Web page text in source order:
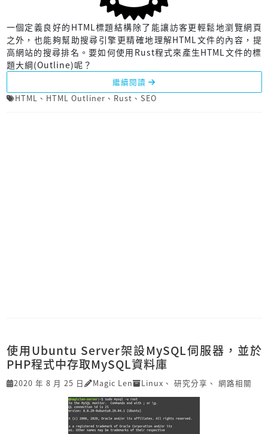
一個定義良好的HTML標題結構除了能讓訪客更輕鬆地瀏覽網頁
之外，也能夠幫助搜尋引擎更精確地理解HTML文件的內容，提
高網站的搜尋排名。要如何使用Rust程式來產生HTML文件的標
題大綱(Outline)呢？
繼續閱讀
HTML 、 HTML Outliner 、 Rust 、 SEO
使用Ubuntu Server架設MySQL伺服器，並於
PHP程式中存取MySQL資料庫
2020 年 8 月 25 日 Magic Len Linux 、 研究分享 、 網路相關